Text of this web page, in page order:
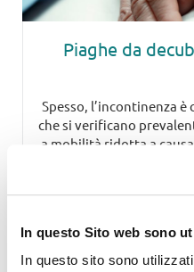
In questo Sito web sono
In questo sito sono
Piaghe da
Spesso, l’incontinenza
che si verificano
a mobilità ridotta a
pelle. L’urina è
restante 5% da
urea. La pelle sana ha un